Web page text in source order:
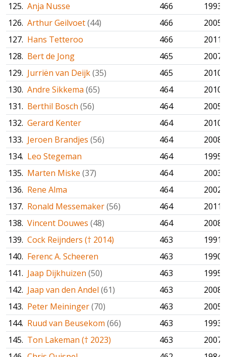
125. Anja Nusse 466
1993
126. Arthur Geilvoet(44) 466
2005
127. Hans Tetteroo 466
2011
128. Bert de Jong 465
2007
129. Jurriën van Deijk(35) 465
2010
130. Andre Sikkema (65) 464
2010
131. Berthil Bosch (56) 464
2005
132. Gerard Kenter 464
2010
133. Jeroen Brandjes (56) 464
2008
134. Leo Stegeman 464
1995
135. Marten Miske (37) 464
2003
136. Rene Alma 464
2002
137. Ronald Messemaker(56) 464
2011
138. Vincent Douwes (48) 464
2008
139. Cock Reijnders († 2014) 463
1991
140. Ferenc A. Scheeren 463
1990
141. Jaap Dijkhuizen (50) 463
1995
142. Jaap van den Andel (61) 463
2008
143. Peter Meininger(70) 463
2005
144. Ruud van Beusekom (66) 463
1993
145. Ton Lakeman († 2023) 463
2007